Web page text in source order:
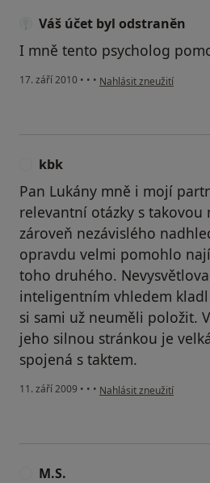
Váš účet byl odstraněn
I mně tento psycholog
17. září 2010 • • • podle názoru uživatele
Nahlásit zneužití
kbk
Pan Lukány mně i mojí
relevantní otázky s takovou
zároveň nezávislého
opravdu velmi pomohlo
toho druhého.
inteligentním vhledem kladl
si sami už neuměli položit.
jeho silnou stránkou je
spojená s taktem.
11. září 2009 • • • podle názoru uživatele
Nahlásit zneužití
M.S.